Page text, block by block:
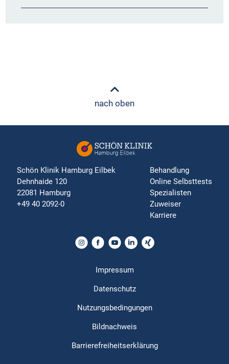
nach oben
Schön Klinik Hamburg Eilbek
Dehnhaide 120
22081 Hamburg
+49 40 2092-0
Behandlung
Online Selbsttests
Spezialisten
Zuweiser
Karriere
Impressum
Datenschutz
Nutzungsbedingungen
Bildnachweis
Barrierefreiheitserklärung